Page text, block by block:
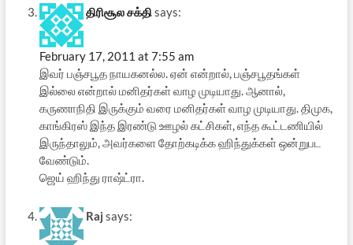
திரிசூல சக்திsays:
February 17, 2011 at 7:55 am
இவர் பஞ்சபூத நாயகனல்ல. ஏன் என்றால், பஞ்சபூதங்கள்
இல்லை என்றால் மனிதர்கள் வாழ முடியாது. ஆனால்,
கருணாநிதி இருக்கும் வரை மனிதர்கள் வாழ முடியாது. திமுக,
காங்கிரஸ் இந்த இரண்டு ஊழல் கட்சிகள், எந்த கூட்டணியில்
இருந்தாலும், அவர்களை தோற்கடிக்க ஹிந்துக்கள் ஒன்றுபட
வேண்டும்.
ஜெய் ஹிந்து ராஷ்ட்ரா.
Raj says: